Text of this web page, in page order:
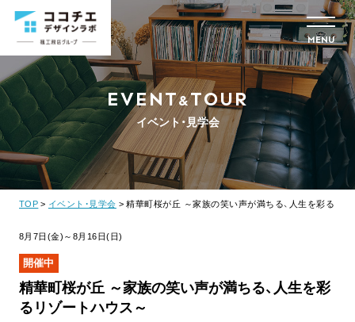
EVENT&TOUR
イベント・見学会
TOP イベント・見学会 精華町桜が丘 ～家族の笑い声が満ちる、人生を彩るリ
8月7日(金)～8月16日(日)
開催中
精華町桜が丘 ～家族の笑い声が満ちる、人生を彩
るリゾートハウス～
MENU